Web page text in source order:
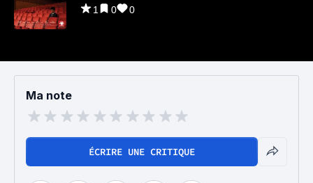
1 0 0
Ma note
ÉCRIRE UNE CRITIQUE